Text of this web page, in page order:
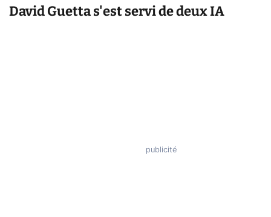
David Guetta s'est servi de deux IA